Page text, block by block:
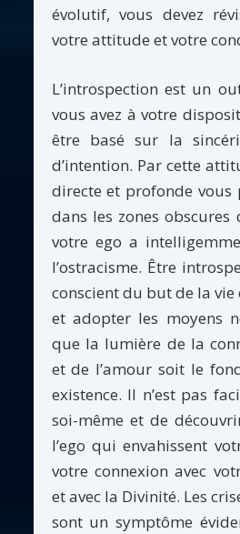
évolutif, vous devez
votre attitude et votre
L’introspection est un
vous avez à votre
être basé sur la
d’intention. Par cette
directe et profonde vous
dans les zones obscures
votre ego a
l’ostracisme. Être
conscient du but de la vie
et adopter les moyens
que la lumière de la
et de l’amour soit le
existence. Il n’est pas
soi-même et de
l’ego qui envahissent
votre connexion avec
et avec la Divinité. Les
sont un symptôme